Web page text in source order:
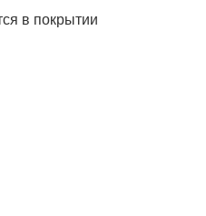
в покрытии